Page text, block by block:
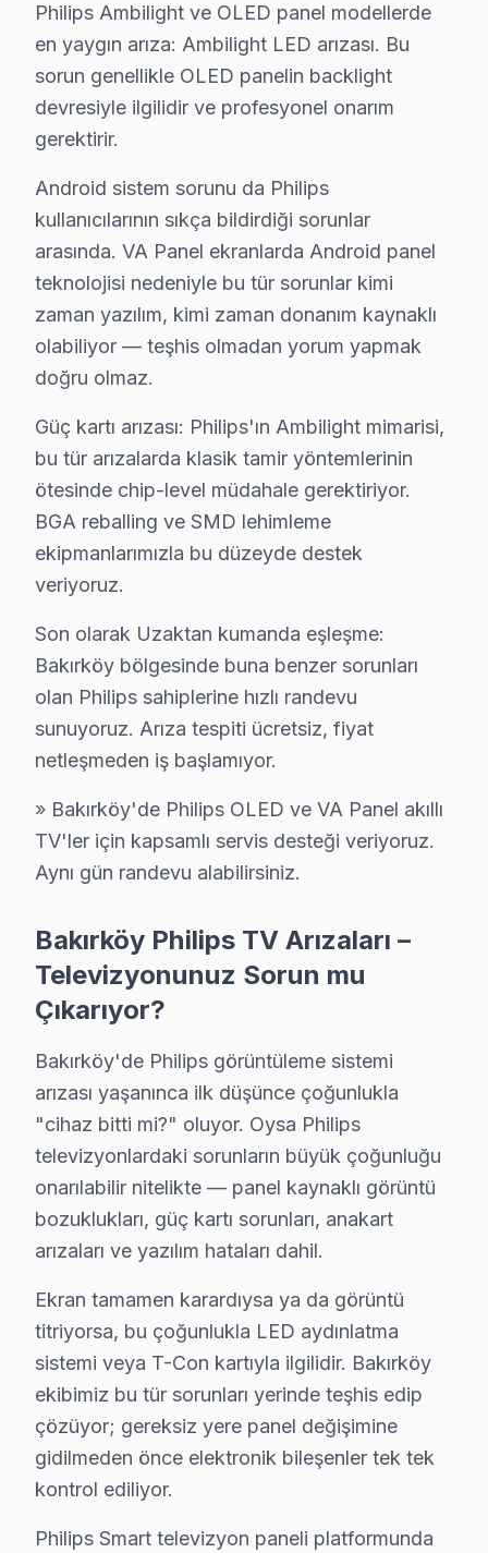
S: Bakırköy'de sabah aradığımda aynı gün servis
C: Evet, Bakırköy'de sabah 9-10 arası arama
S: Bakırköy'de servis ücreti ödenmesine nasıl karar
C: Bakırköy servisimizde arıza tespiti sonrası,
C: Tamir tamamlandıktan sonra. Belgede yapılan
S: Bakırköy'de tamir sırasında başka sorun
C: Bakırköy müşterisine haber verilerek, ek sorunun
S: Bakırköy'de panel'yi servis atölyesine götürmek
C: Hayır, Bakırköy genelinde ücretsiz kapıdan alım-
S: Bakırköy'de tamir sonrası problem devam etmesi
S: Bakırköy'de Philips LED TV'lerde en sık
C: servisimizde Philips Ambilight LED arızası
S: Bakırköy'de Philips OLED 806/807 (4K Ambilight
C: Bakırköy'de OLED 806/807 (4K Ambilight OLED)
S: Bakırköy'de bu TV televizyon Smart arayüzü
Bakırköy'de Philips Hizmete Nasıl Ulaşılır?
Bakırköy sakinleri için Philips televizyon servisi her
Telefon: 0850 811 14 36
• Bakırköy genelinde aynı gün Philips televizyon
• Bakırköy'ye belirlenen saatte Philips uzmanı
Bakırköy Sahili, Ataköy Marina, Capacity AVM
Yazılı teklif almak istiyorsanız arayın. 0850 811 14 36
Bakırköy Philips Televizyon Servisi İçin
Bakırköy'de Philips marka televizyonunuz
Bakırköy Sektör Deneyimi: Bakırköy ve çevre
Bakırköy'de Profesyonel Garanti: Bakırköy
Philips Marka Eğitimi: Philips yetkili hizmet
Bakırköy Referansları: Bakırköy sakinlerinin tercih
Yazılı teklif almak istiyorsanız arayın. 0850 811 14 36
Uzman Philips Teknisyen Ekibimiz
Bakırköy Philips Hizmet'in başarısı, Bakırköy
• Bakırköy'de Philips Yetkili Destek Sertifikasyonu
Bakırköy teknisyenlerimiz Philips tarafından resmi
• Bakırköy'de BGA ve SMD Lehimleme Uzmanlığı
Anakart üzerindeki mikro arızaları tahmin değil,
• Yazılım ve Firmware Yükseltmesi
Smart panel yazılım sorunlarını, firmware
Philips Ambilight ve OLED panel modellerde
en yaygın arıza: Ambilight LED arızası. Bu
sorun genellikle OLED panelin backlight
devresiyle ilgilidir ve profesyonel onarım
gerektirir.
Android sistem sorunu da Philips
kullanıcılarının sıkça bildirdiği sorunlar
arasında. VA Panel ekranlarda Android panel
teknolojisi nedeniyle bu tür sorunlar kimi
zaman yazılım, kimi zaman donanım kaynaklı
olabiliyor — teşhis olmadan yorum yapmak
doğru olmaz.
Güç kartı arızası: Philips'ın Ambilight mimarisi,
bu tür arızalarda klasik tamir yöntemlerinin
ötesinde chip-level müdahale gerektiriyor.
BGA reballing ve SMD lehimleme
ekipmanlarımızla bu düzeyde destek
veriyoruz.
Son olarak Uzaktan kumanda eşleşme:
Bakırköy bölgesinde buna benzer sorunları
olan Philips sahiplerine hızlı randevu
sunuyoruz. Arıza tespiti ücretsiz, fiyat
netleşmeden iş başlamıyor.
» Bakırköy'de Philips OLED ve VA Panel akıllı
TV'ler için kapsamlı servis desteği veriyoruz.
Aynı gün randevu alabilirsiniz.
Bakırköy Philips TV Arızaları –
Televizyonunuz Sorun mu
Çıkarıyor?
Bakırköy'de Philips görüntüleme sistemi
arızası yaşanınca ilk düşünce çoğunlukla
"cihaz bitti mi?" oluyor. Oysa Philips
televizyonlardaki sorunların büyük çoğunluğu
onarılabilir nitelikte — panel kaynaklı görüntü
bozuklukları, güç kartı sorunları, anakart
arızaları ve yazılım hataları dahil.
Ekran tamamen karardıysa ya da görüntü
titriyorsa, bu çoğunlukla LED aydınlatma
sistemi veya T-Con kartıyla ilgilidir. Bakırköy
ekibimiz bu tür sorunları yerinde teşhis edip
çözüyor; gereksiz yere panel değişimine
gidilmeden önce elektronik bileşenler tek tek
kontrol ediliyor.
Philips Smart televizyon paneli platformunda